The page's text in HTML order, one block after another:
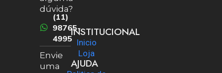
dúvida?
(11)
98765-
4995
Envie
uma
INSTITUCIONAL
Inicio
Loja
AJUDA